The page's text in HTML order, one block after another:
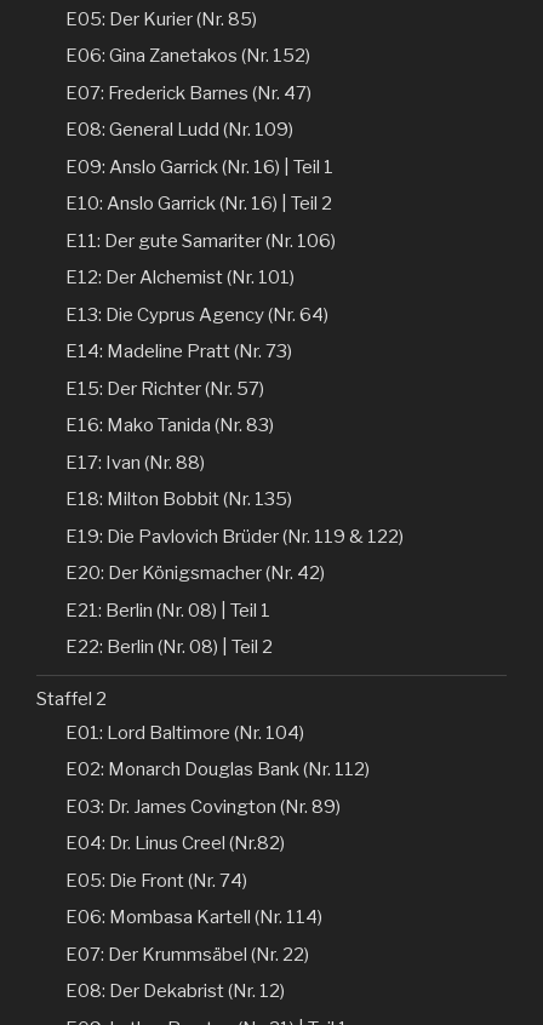
E05: Der Kurier (Nr. 85)
E06: Gina Zanetakos (Nr. 152)
E07: Frederick Barnes (Nr. 47)
E08: General Ludd (Nr. 109)
E09: Anslo Garrick (Nr. 16) | Teil 1
E10: Anslo Garrick (Nr. 16) | Teil 2
E11: Der gute Samariter (Nr. 106)
E12: Der Alchemist (Nr. 101)
E13: Die Cyprus Agency (Nr. 64)
E14: Madeline Pratt (Nr. 73)
E15: Der Richter (Nr. 57)
E16: Mako Tanida (Nr. 83)
E17: Ivan (Nr. 88)
E18: Milton Bobbit (Nr. 135)
E19: Die Pavlovich Brüder (Nr. 119 & 122)
E20: Der Königsmacher (Nr. 42)
E21: Berlin (Nr. 08) | Teil 1
E22: Berlin (Nr. 08) | Teil 2
Staffel 2
E01: Lord Baltimore (Nr. 104)
E02: Monarch Douglas Bank (Nr. 112)
E03: Dr. James Covington (Nr. 89)
E04: Dr. Linus Creel (Nr.82)
E05: Die Front (Nr. 74)
E06: Mombasa Kartell (Nr. 114)
E07: Der Krummsäbel (Nr. 22)
E08: Der Dekabrist (Nr. 12)